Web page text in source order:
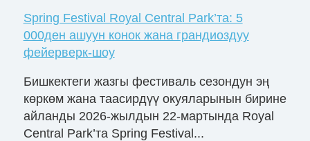
Spring Festival Royal Central Park’та: 5
000ден ашуун конок жана грандиоздуу
фейерверк-шоу
Бишкектеги жазгы фестиваль сезондун эң
көркөм жана таасирдүү окуяларынын бирине
айланды 2026-жылдын 22-мартында Royal
Central Park’та Spring Festival...